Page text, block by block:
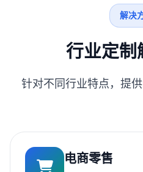
解决
行业定制
针对不同行业特点，提
电商零售